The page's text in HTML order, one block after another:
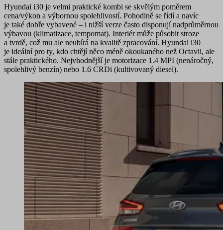
Hyundai i30 je velmi praktické kombi se skvělým poměrem
cena/výkon a výbornou spolehlivostí. Pohodlně se řídí a navíc
je také dobře vybavené – i nižší verze často disponují nadprůměrnou
výbavou (klimatizace, tempomat). Interiér může působit stroze
a tvrdě, což mu ale neubírá na kvalitě zpracování. Hyundai i30
je ideální pro ty, kdo chtějí něco méně okoukaného než Octavii, ale
stále praktického. Nejvhodnější je motorizace 1.4 MPI (nenáročný,
spolehlivý benzín) nebo 1.6 CRDi (kultivovaný diesel).